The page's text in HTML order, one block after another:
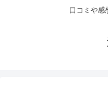
口コミや感